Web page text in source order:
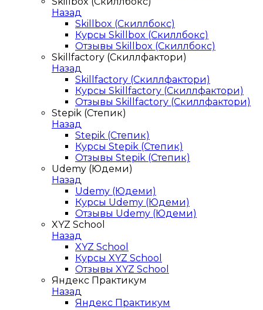
Назад
Skillbox (Скиллбокс)
Курсы Skillbox (Скиллбокс)
Отзывы Skillbox (Скиллбокс)
Skillfactory (Скиллфактори)
Назад
Skillfactory (Скиллфактори)
Курсы Skillfactory (Скиллфактори)
Отзывы Skillfactory (Скиллфактори)
Stepik (Степик)
Назад
Stepik (Степик)
Курсы Stepik (Степик)
Отзывы Stepik (Степик)
Udemy (Юдеми)
Назад
Udemy (Юдеми)
Курсы Udemy (Юдеми)
Отзывы Udemy (Юдеми)
XYZ School
Назад
XYZ School
Курсы XYZ School
Отзывы XYZ School
Яндекс Практикум
Назад
Яндекс Практикум